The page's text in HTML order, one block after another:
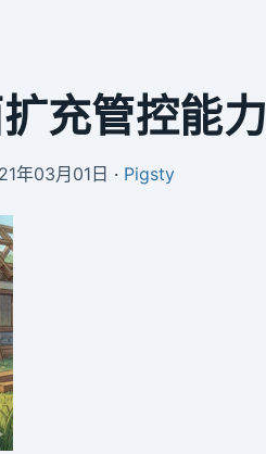
充管控能力
年03月01日 · Pigsty